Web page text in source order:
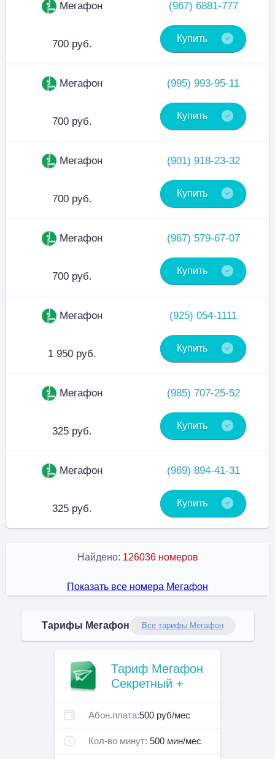
Мегафон (967) 6881-777
700 руб. Купить
Мегафон (995) 993-95-11
700 руб. Купить
Мегафон (901) 918-23-32
700 руб. Купить
Мегафон (967) 579-67-07
700 руб. Купить
Мегафон (925) 054-1111
1 950 руб. Купить
Мегафон (985) 707-25-52
325 руб. Купить
Мегафон (969) 894-41-31
325 руб. Купить
Найдено: 126036 номеров
Показать все номера Мегафон
Тарифы Мегафон Все тарифы Мегафон
Тариф Мегафон
Секретный +
Абон.плата:500 руб/мес
Кол-во минут: 500 мин/мес